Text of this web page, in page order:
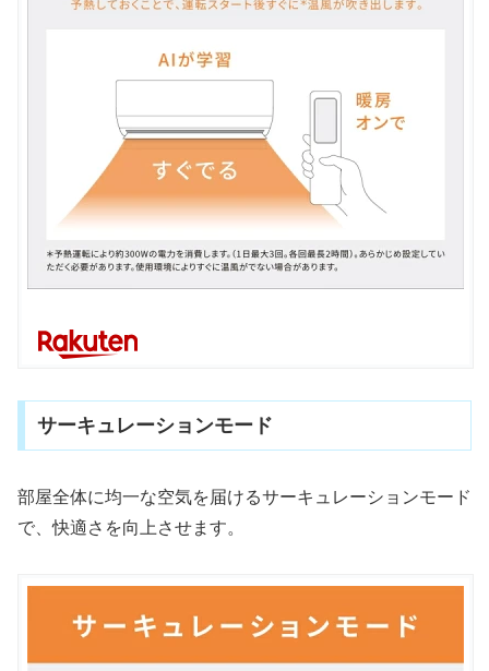
サーキュレーションモード
部屋全体に均一な空気を届けるサーキュレーションモード
で、快適さを向上させます。